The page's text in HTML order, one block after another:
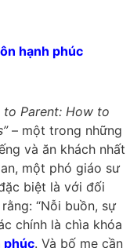
hạnh phúc
to Parent: How to
– một trong những
và ăn khách nhất
một phó giáo sư
biệt là với đối
“Nỗi buồn, sự
chính là chìa khóa
phúc. Và bố mẹ cần